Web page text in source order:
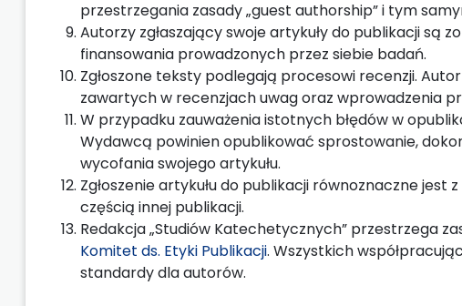
przestrzegania zasady „guest authorship” i tym
Autorzy zgłaszający swoje artykuły do publikacji są
finansowania prowadzonych przez siebie badań.
Zgłoszone teksty podlegają procesowi recenzji.
zawartych w recenzjach uwag oraz wprowadzenia
W przypadku zauważenia istotnych błędów w
Wydawcą powinien opublikować sprostowanie,
wycofania swojego artykułu.
Zgłoszenie artykułu do publikacji równoznaczne jest
częścią innej publikacji.
Redakcja „Studiów Katechetycznych” przestrzega
Komitet ds. Etyki Publikacji. Wszystkich
standardy dla autorów.